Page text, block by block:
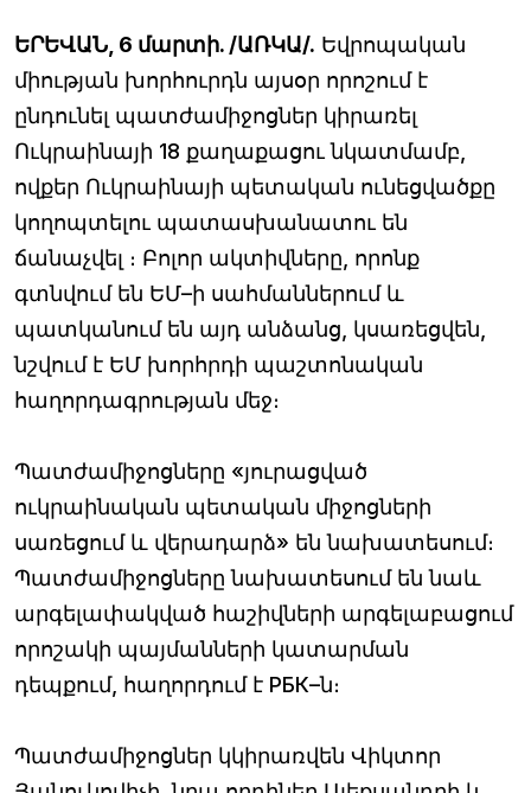
ԵՐԵՎԱՆ, 6 մարտի. /ԱՌԿԱ/. Եվրոպական
միության խորհուրդն այսօր որոշում է
ընդունել պատժամիջոցներ կիրառել
Ուկրաինայի 18 քաղաքացու նկատմամբ,
ովքեր Ուկրաինայի պետական ունեցվածքը
կողոպտելու պատասխանատու են
ճանաչվել ։ Բոլոր ակտիվները, որոնք
գտնվում են ԵՄ–ի սահմաններում և
պատկանում են այդ անձանց, կսառեցվեն,
նշվում է ԵՄ խորհրդի պաշտոնական
հաղորդագրության մեջ։
Պատժամիջոցները «յուրացված
ուկրաինական պետական միջոցների
սառեցում և վերադարձ» են նախատեսում։
Պատժամիջոցները նախատեսում են նաև
արգելափակված հաշիվների արգելաբացում
որոշակի պայմանների կատարման
դեպքում, հաղորդում է РБК–ն։
Պատժամիջոցներ կկիրառվեն Վիկտոր